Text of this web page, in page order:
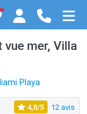
mer, Villa
Playa
4,8/5 12 avis